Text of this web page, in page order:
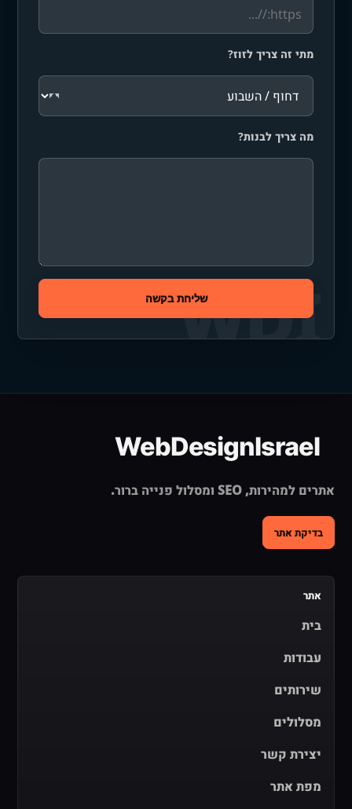
מתי זה צריך לזוז?
מה צריך לבנות?
שליחת בקשה
אתרים למהירות, SEO ומסלול פנייה ברור.
בדיקת אתר
אתר
בית
עבודות
שירותים
מסלולים
יצירת קשר
מפת אתר